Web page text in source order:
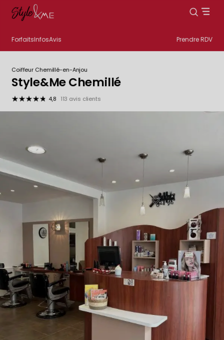
ForfaitsInfosAvis Prendre RDV
Coiffeur Chemillé-en-Anjou
Style&Me Chemillé
4,8 113 avis clients